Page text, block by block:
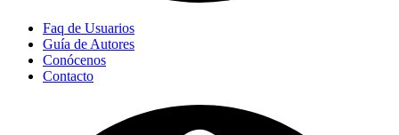
Faq de Usuarios
Guía de Autores
Conócenos
Contacto